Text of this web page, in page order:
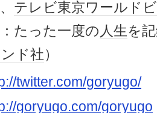
、 テレビ東京ワールド
たった一度の人生を
ド社）
twitter.com/goryugo/
goryugo.com/goryugo